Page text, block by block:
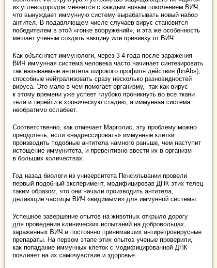
из углеводородов меняется с каждым новым поколением ВИЧ,
что вынуждает иммунную систему вырабатывать новый набор
антител. В подавляющем числе случаев вирус становится
победителем в этой «гонке вооружений», и эта же особенность
мешает ученым создать вакцину или прививку от ВИЧ.
Как объясняют иммунологи, через 3-4 года после заражения
ВИЧ иммунная система человека часто начинает синтезировать
так называемые антитела широкого профиля действия (bnAbs),
способные нейтрализовать сразу несколько разновидностей
вируса. Это мало в чем помогает организму, так как вирус
к этому времени уже успеет глубоко проникнуть во все ткани
тела и перейти в хроническую стадию, а иммунная система
необратимо ослабеет.
Соответственно, как отмечает Марголис, эту проблему можно
преодолеть, если «надрессировать» иммунные клетки
производить подобные антитела намного раньше, чем наступит
истощение иммунитета, и превентивно ввести их в организм
в больших количествах.
Год назад биологи из университета Пенсильвании провели
первый подобный эксперимент, модифицировав ДНК этих телец
таким образом, что они начали производить антитела,
делающие частицы ВИЧ «видимыми» для иммунной системы.
Успешное завершение опытов на животных открыло дорогу
для проведения клинических испытаний на добровольцах,
зараженных ВИЧ и постоянно принимавших антиретровирусные
препараты. На первом этапе этих опытов ученые проверили,
как попадание иммунных клеток с модифицированной ДНК
повлияет на их самочувствие и здоровье.